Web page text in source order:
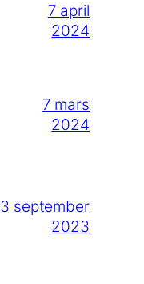
7 april
2024
7 mars
2024
3 september
2023